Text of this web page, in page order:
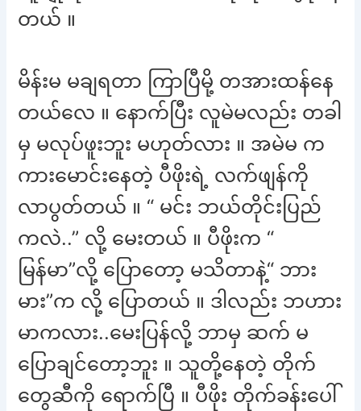
တယ် ။
မိန်းမ မချရတာ ကြာပြီမို့ တအားထန်နေ
တယ်လေ ။ နောက်ပြီး လူမဲမလည်း တခါ
မှ မလုပ်ဖူးဘူး မဟုတ်လား ။ အမဲမ က
ကားမောင်းနေတဲ့ ပီဖိုးရဲ့ လက်ဖျန်ကို
လာပွတ်တယ် ။ “ မင်း ဘယ်တိုင်းပြည်
ကလဲ..” လို့ မေးတယ် ။ ပီဖိုးက “
မြန်မာ”လို့ ပြောတော့ မသိတာနဲ့“ ဘား
မား”က လို့ ပြောတယ် ။ ဒါလည်း ဘဟား
မာကလား..မေးပြန်လို့ ဘာမှ ဆက် မ
ပြောချင်တော့ဘူး ။ သူတို့နေတဲ့ တိုက်
တွေဆီကို ရောက်ပြီ ။ ပီဖိုး တိုက်ခန်းပေါ်